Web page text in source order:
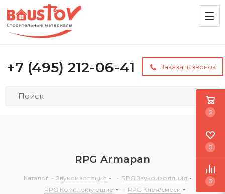
+7 (495) 212-06-41 Заказать звонок
RPG Armapan
Каталог - Звукоизоляция - RPG Звукоизоляция
RPG Комплектующие
- RPG Клея/смеси
0
0
0